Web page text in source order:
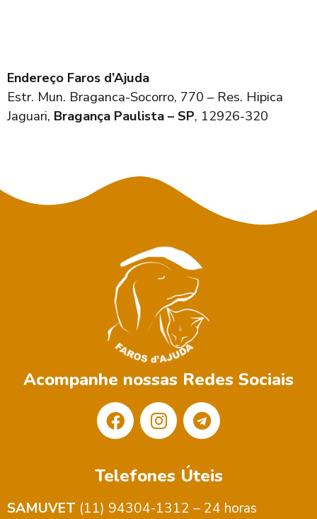
Endereço Faros d’Ajuda
Estr. Mun. Braganca-Socorro, 770 – Res. Hipica
Jaguari, Bragança Paulista – SP, 12926-320
Acompanhe nossas Redes Sociais
Telefones Úteis
SAMUVET (11) 94304-1312 – 24 horas